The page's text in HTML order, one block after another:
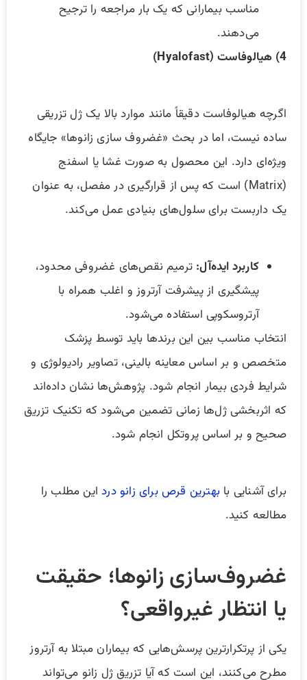
مناسب بیمارانی که یک بار مراجعه را ترجیح
می‌دهند.
4) هیالوفاست (Hyalofast)
اگرچه هیالوفاست دقیقاً مانند موارد بالا یک ژل تزریقی
ساده نیست، اما در بحث «غضروف سازی زانوها» جایگاه
ویژه‌ای دارد. این محصول به صورت غشا یا اسفنج
(Matrix) است که پس از قرارگیری در مفصل، به عنوان
یک داربست برای سلول‌های بنیادی عمل می‌کند.
کاربرد ایده‌آل: ترمیم نقص‌های غضروفی محدود،
پیشگیری از پیشرفت آرتروز و اغلب همراه با
آرتروسکوپی استفاده می‌شود.
انتخاب مناسب بین این برندها باید توسط پزشک
متخصص و بر اساس معاینه بالینی، تصاویر رادیولوژی و
شرایط فردی بیمار انجام شود. پژوهش‌ها نشان داده‌اند
که اثربخشی ژل‌ها زمانی تضمین می‌شود که تکنیک تزریق
صحیح و بر اساس پروتکل انجام شود.
برای آشنایی با بهترین قرص برای زانو درداین مطلب را
مطالعه کنید.
غضروف‌سازی زانوها؛ حقیقت
یا انتظار غیرواقعی؟
یکی از پرتکرارترین پرسش‌هایی که بیماران مبتلا به آرتروز
مطرح می‌کنند، این است که آیا تزریق ژل زانو می‌تواند